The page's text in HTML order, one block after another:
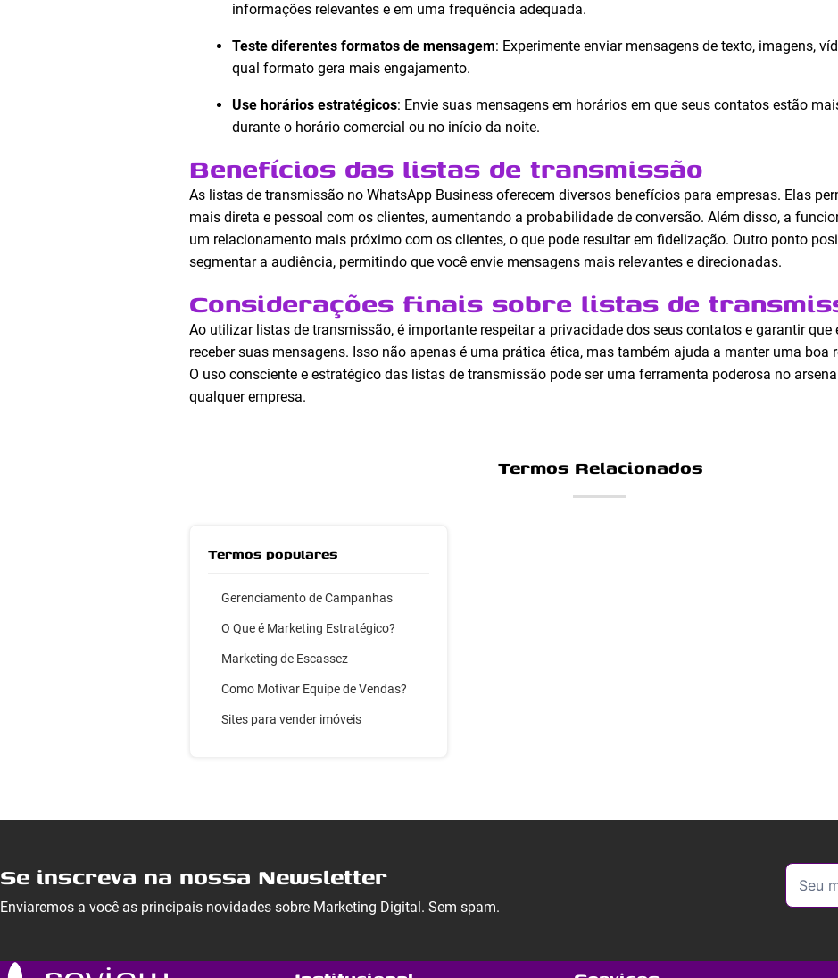
informações relevantes e em uma frequência adequada.
Teste diferentes formatos de mensagem: Experimente enviar mensagens de texto, imagens,
qual formato gera mais engajamento.
Use horários estratégicos: Envie suas mensagens em horários em que seus contatos estão
durante o horário comercial ou no início da noite.
Benefícios das listas de transmissão
As listas de transmissão no WhatsApp Business oferecem diversos benefícios para empresas. Elas
mais direta e pessoal com os clientes, aumentando a probabilidade de conversão. Além disso, a
um relacionamento mais próximo com os clientes, o que pode resultar em fidelização. Outro ponto
segmentar a audiência, permitindo que você envie mensagens mais relevantes e direcionadas.
Considerações finais sobre listas de
Ao utilizar listas de transmissão, é importante respeitar a privacidade dos seus contatos e garantir que
receber suas mensagens. Isso não apenas é uma prática ética, mas também ajuda a manter uma boa
O uso consciente e estratégico das listas de transmissão pode ser uma ferramenta poderosa no
qualquer empresa.
Termos Relacionados
Termos populares
Gerenciamento de Campanhas
O Que é Marketing Estratégico?
Marketing de Escassez
Como Motivar Equipe de Vendas?
Sites para vender imóveis
Se inscreva na nossa Newsletter
Enviaremos a você as principais novidades sobre Marketing Digital. Sem spam.